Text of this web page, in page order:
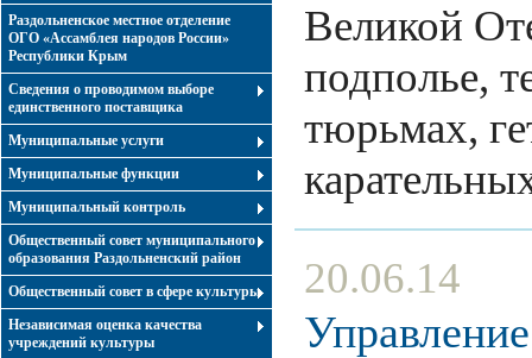
Раздольненское местное отделение
ОГО «Ассамблея народов России»
Республики Крым
Cведения о проводимом выборе
единственного поставщика
Муниципальные услуги
Муниципальные функции
Муниципальный контроль
Общественный совет муниципального
образования Раздольненский район
Общественный совет в сфере культуры
Независимая оценка качества
учреждений культуры
Великой
подполье,
тюрьмах,
20.06.14